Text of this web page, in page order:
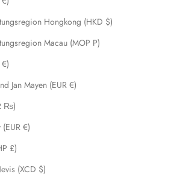
Hongkong (HKD $)
Macau (MOP P)
Jan Mayen (EUR €)
₨)
€)
£)
(XCD $)